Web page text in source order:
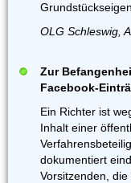
OLG Schleswig,
Zur
Facebook-
Ein Richter ist
Inhalt einer
dokumentiert
Vorsitzenden,